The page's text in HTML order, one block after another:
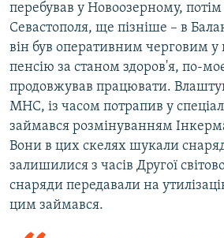
перебував у Новоозерному,
Севастополя, ще пізніше – в
він був оперативним черговим у
пенсію за станом здоров'я, по-
продовжував працювати.
МНС, із часом потрапив у
займався розмінуванням
Вони в цих скелях шукали
залишилися з часів Другої
снаряди передавали на
цим займався.